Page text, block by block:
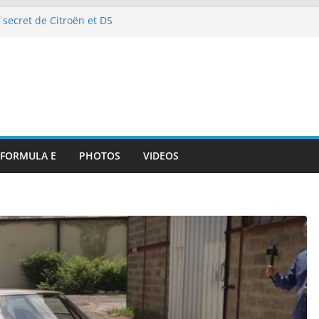
de Citroën et DS
pour DS PENSKE malgré
les projecteurs
et intégration de
à l’E-Prix de Tokyo
spectaculaires
FORMULA E PHOTOS VIDEOS